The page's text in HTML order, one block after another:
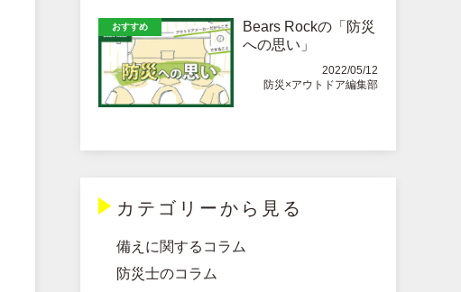
おすすめ
Bears Rockの「防災
への思い」
2022/05/12
防災×アウトドア編集部
カテゴリーから見る
備えに関するコラム
防災士のコラム